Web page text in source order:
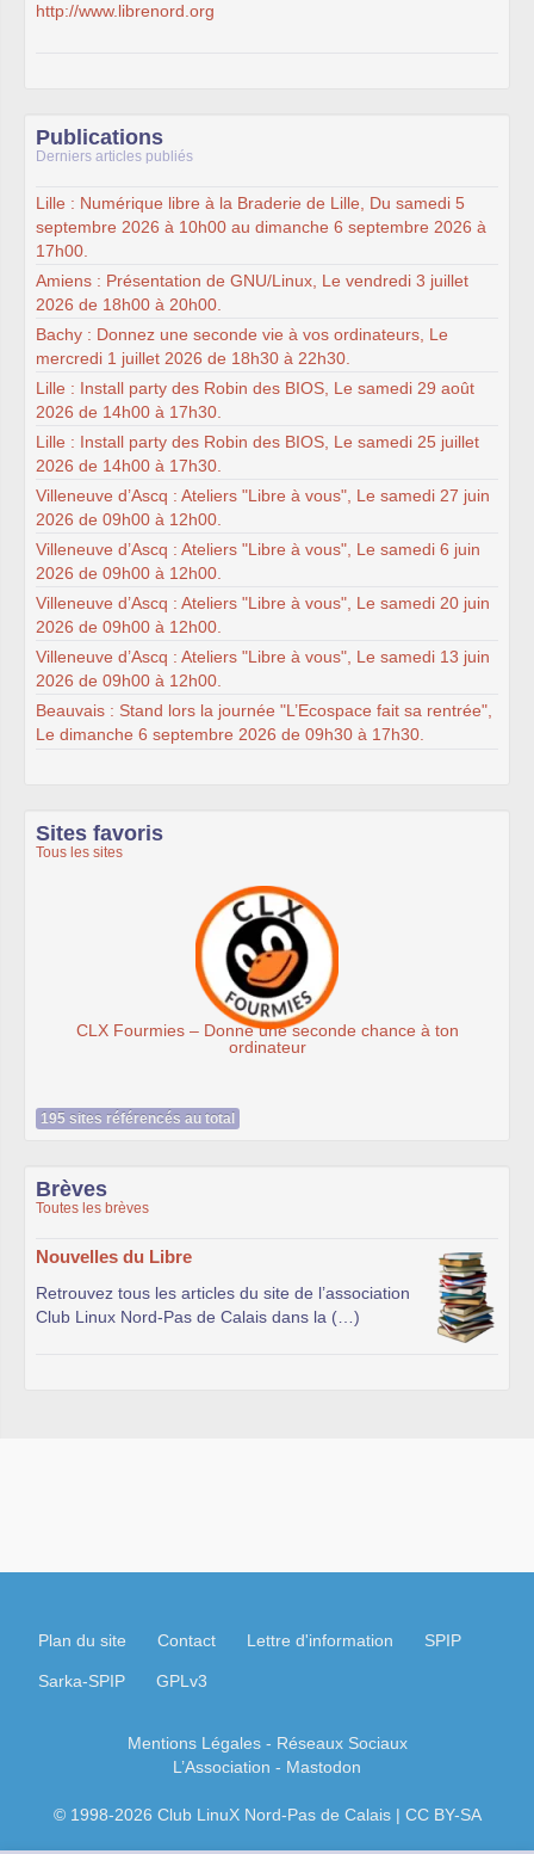
http://www.librenord.org
Publications
Derniers articles publiés
Lille : Numérique libre à la Braderie de Lille, Du samedi 5
septembre 2026 à 10h00 au dimanche 6 septembre 2026 à
17h00.
Amiens : Présentation de GNU/Linux, Le vendredi 3 juillet
2026 de 18h00 à 20h00.
Bachy : Donnez une seconde vie à vos ordinateurs, Le
mercredi 1 juillet 2026 de 18h30 à 22h30.
Lille : Install party des Robin des BIOS, Le samedi 29 août
2026 de 14h00 à 17h30.
Lille : Install party des Robin des BIOS, Le samedi 25 juillet
2026 de 14h00 à 17h30.
Villeneuve d’Ascq : Ateliers "Libre à vous", Le samedi 27 juin
2026 de 09h00 à 12h00.
Villeneuve d’Ascq : Ateliers "Libre à vous", Le samedi 6 juin
2026 de 09h00 à 12h00.
Villeneuve d’Ascq : Ateliers "Libre à vous", Le samedi 20 juin
2026 de 09h00 à 12h00.
Villeneuve d’Ascq : Ateliers "Libre à vous", Le samedi 13 juin
2026 de 09h00 à 12h00.
Beauvais : Stand lors la journée "L’Ecospace fait sa rentrée",
Le dimanche 6 septembre 2026 de 09h30 à 17h30.
Sites favoris
Tous les sites
CLX Fourmies – Donne une seconde chance à ton
ordinateur
195 sites référencés au total
Brèves
Toutes les brèves
Nouvelles du Libre
Retrouvez tous les articles du site de l’association
Club Linux Nord-Pas de Calais dans la (…)
Plan du site Contact Lettre d'information SPIP
Sarka-SPIP GPLv3
Mentions Légales- Réseaux Sociaux
L’Association - Mastodon
© 1998-2026 Club LinuX Nord-Pas de Calais | CC BY-SA